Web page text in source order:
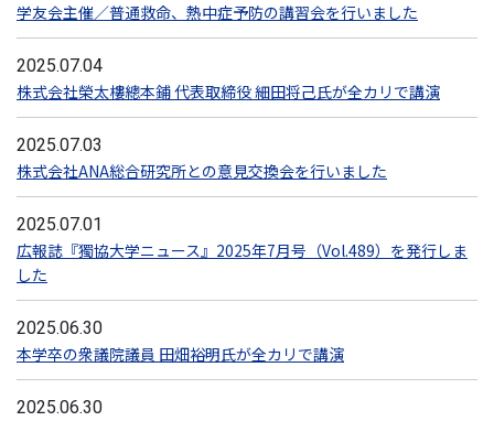
学友会主催／普通救命、熱中症予防の講習会を行いました
2025.07.04
株式会社榮太樓總本鋪 代表取締役 細田将己氏が全カリで講演
2025.07.03
株式会社ANA総合研究所との意見交換会を行いました
2025.07.01
広報誌『獨協大学ニュース』2025年7月号（Vol.489）を発行しま
した
2025.06.30
本学卒の衆議院議員 田畑裕明氏が全カリで講演
2025.06.30